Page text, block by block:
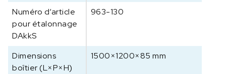
6
0
K
Numéro d‘article
pour étalonnage
DAkkS
963-130
Dimensions
boîtier (L×P×H)
1500×1200×85 mm